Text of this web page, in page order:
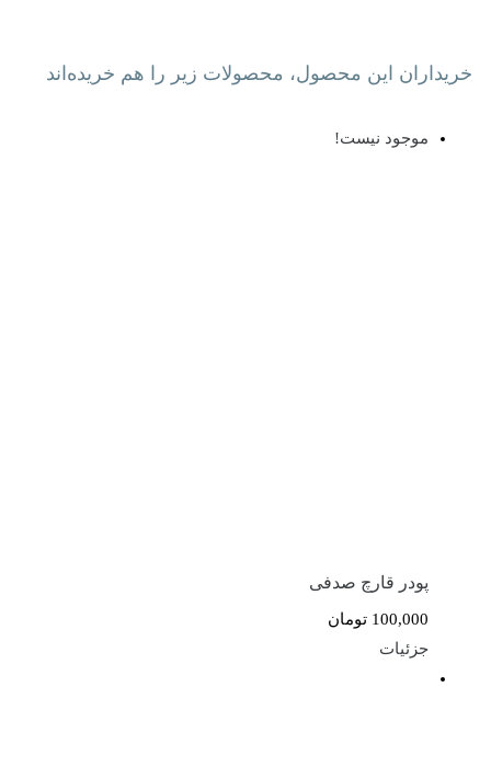
خریداران این محصول، محصولات زیر را هم خریده‌اند
موجود نیست!
پودر قارچ صدفی
100,000 تومان
جزئیات